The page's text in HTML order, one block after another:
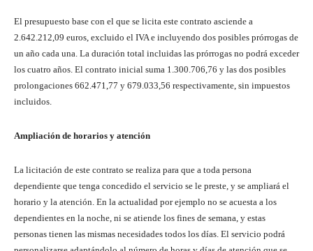
El presupuesto base con el que se licita este contrato asciende a
2.642.212,09 euros, excluido el IVA e incluyendo dos posibles prórrogas de
un año cada una. La duración total incluidas las prórrogas no podrá exceder
los cuatro años. El contrato inicial suma 1.300.706,76 y las dos posibles
prolongaciones 662.471,77 y 679.033,56 respectivamente, sin impuestos
incluidos.
Ampliación de horarios y atención
La licitación de este contrato se realiza para que a toda persona
dependiente que tenga concedido el servicio se le preste, y se ampliará el
horario y la atención. En la actualidad por ejemplo no se acuesta a los
dependientes en la noche, ni se atiende los fines de semana, y estas
personas tienen las mismas necesidades todos los días. El servicio podrá